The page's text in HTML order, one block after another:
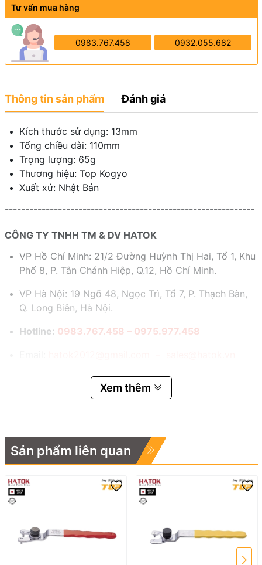
Tư vấn mua hàng
0983.767.458 0932.055.682
Thông tin sản phẩm Đánh giá
Kích thước sử dụng: 13mm
Tổng chiều dài: 110mm
Trọng lượng: 65g
Thương hiệu: Top Kogyo
Xuất xứ: Nhật Bản
-------------------------------------------------------------
CÔNG TY TNHH TM & DV HATOK
VP Hồ Chí Minh: 21/2 Đường Huỳnh Thị Hai, Tổ 1, Khu
Phố 8, P. Tân Chánh Hiệp, Q.12, Hồ Chí Minh.
VP Hà Nội: 19 Ngõ 48, Ngọc Trì, Tổ 7, P. Thạch Bàn,
Q. Long Biên, Hà Nội.
Hotline: 0983.767.458 – 0975.977.458
Xem thêm
Sản phẩm liên quan